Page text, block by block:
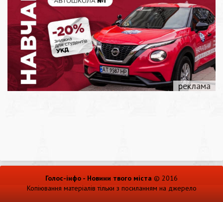
Голос-інфо - Новини твого міста © 2016
Копіювання матеріалів тільки з посиланням на джерело